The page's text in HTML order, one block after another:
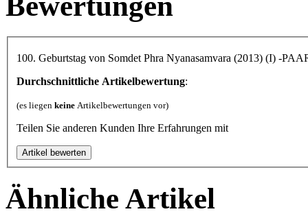
100. Geburtstag von Somdet Phra Nyanasamvara (2013) (I) -
Durchschnittliche Artikelbewertung:
(es liegen keine Artikelbewertungen vor)
Teilen Sie anderen Kunden Ihre Erfahrungen mit
Ähnliche Artikel